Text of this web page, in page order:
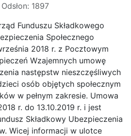
Odsłon: 1897
Funduszu Składkowego
Społecznego
2018 r. z Pocztowym
Wzajemnych umowę
następstw nieszczęśliwych
osób objętych społecznym
w pełnym zakresie. Umowa
r. do 13.10.2019 r. i jest
Składkowy Ubezpieczenia
Wicej informacji w ulotce